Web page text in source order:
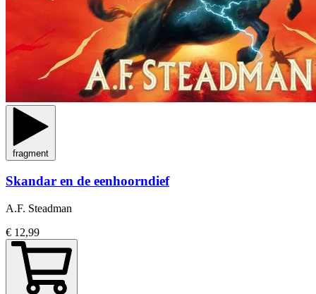
fragment
Skandar en de eenhoorndief
A.F. Steadman
€ 12,99